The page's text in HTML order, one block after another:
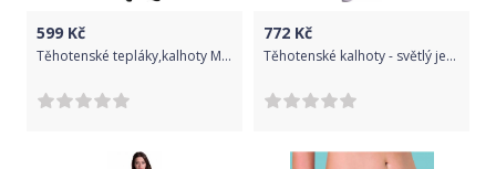
599 Kč
Těhotenské tepláky,kalhoty MONY - černé, Velikosti těh. moda L (40)
772 Kč
Těhotenské kalhoty - světlý jeans - XL (42) / XL